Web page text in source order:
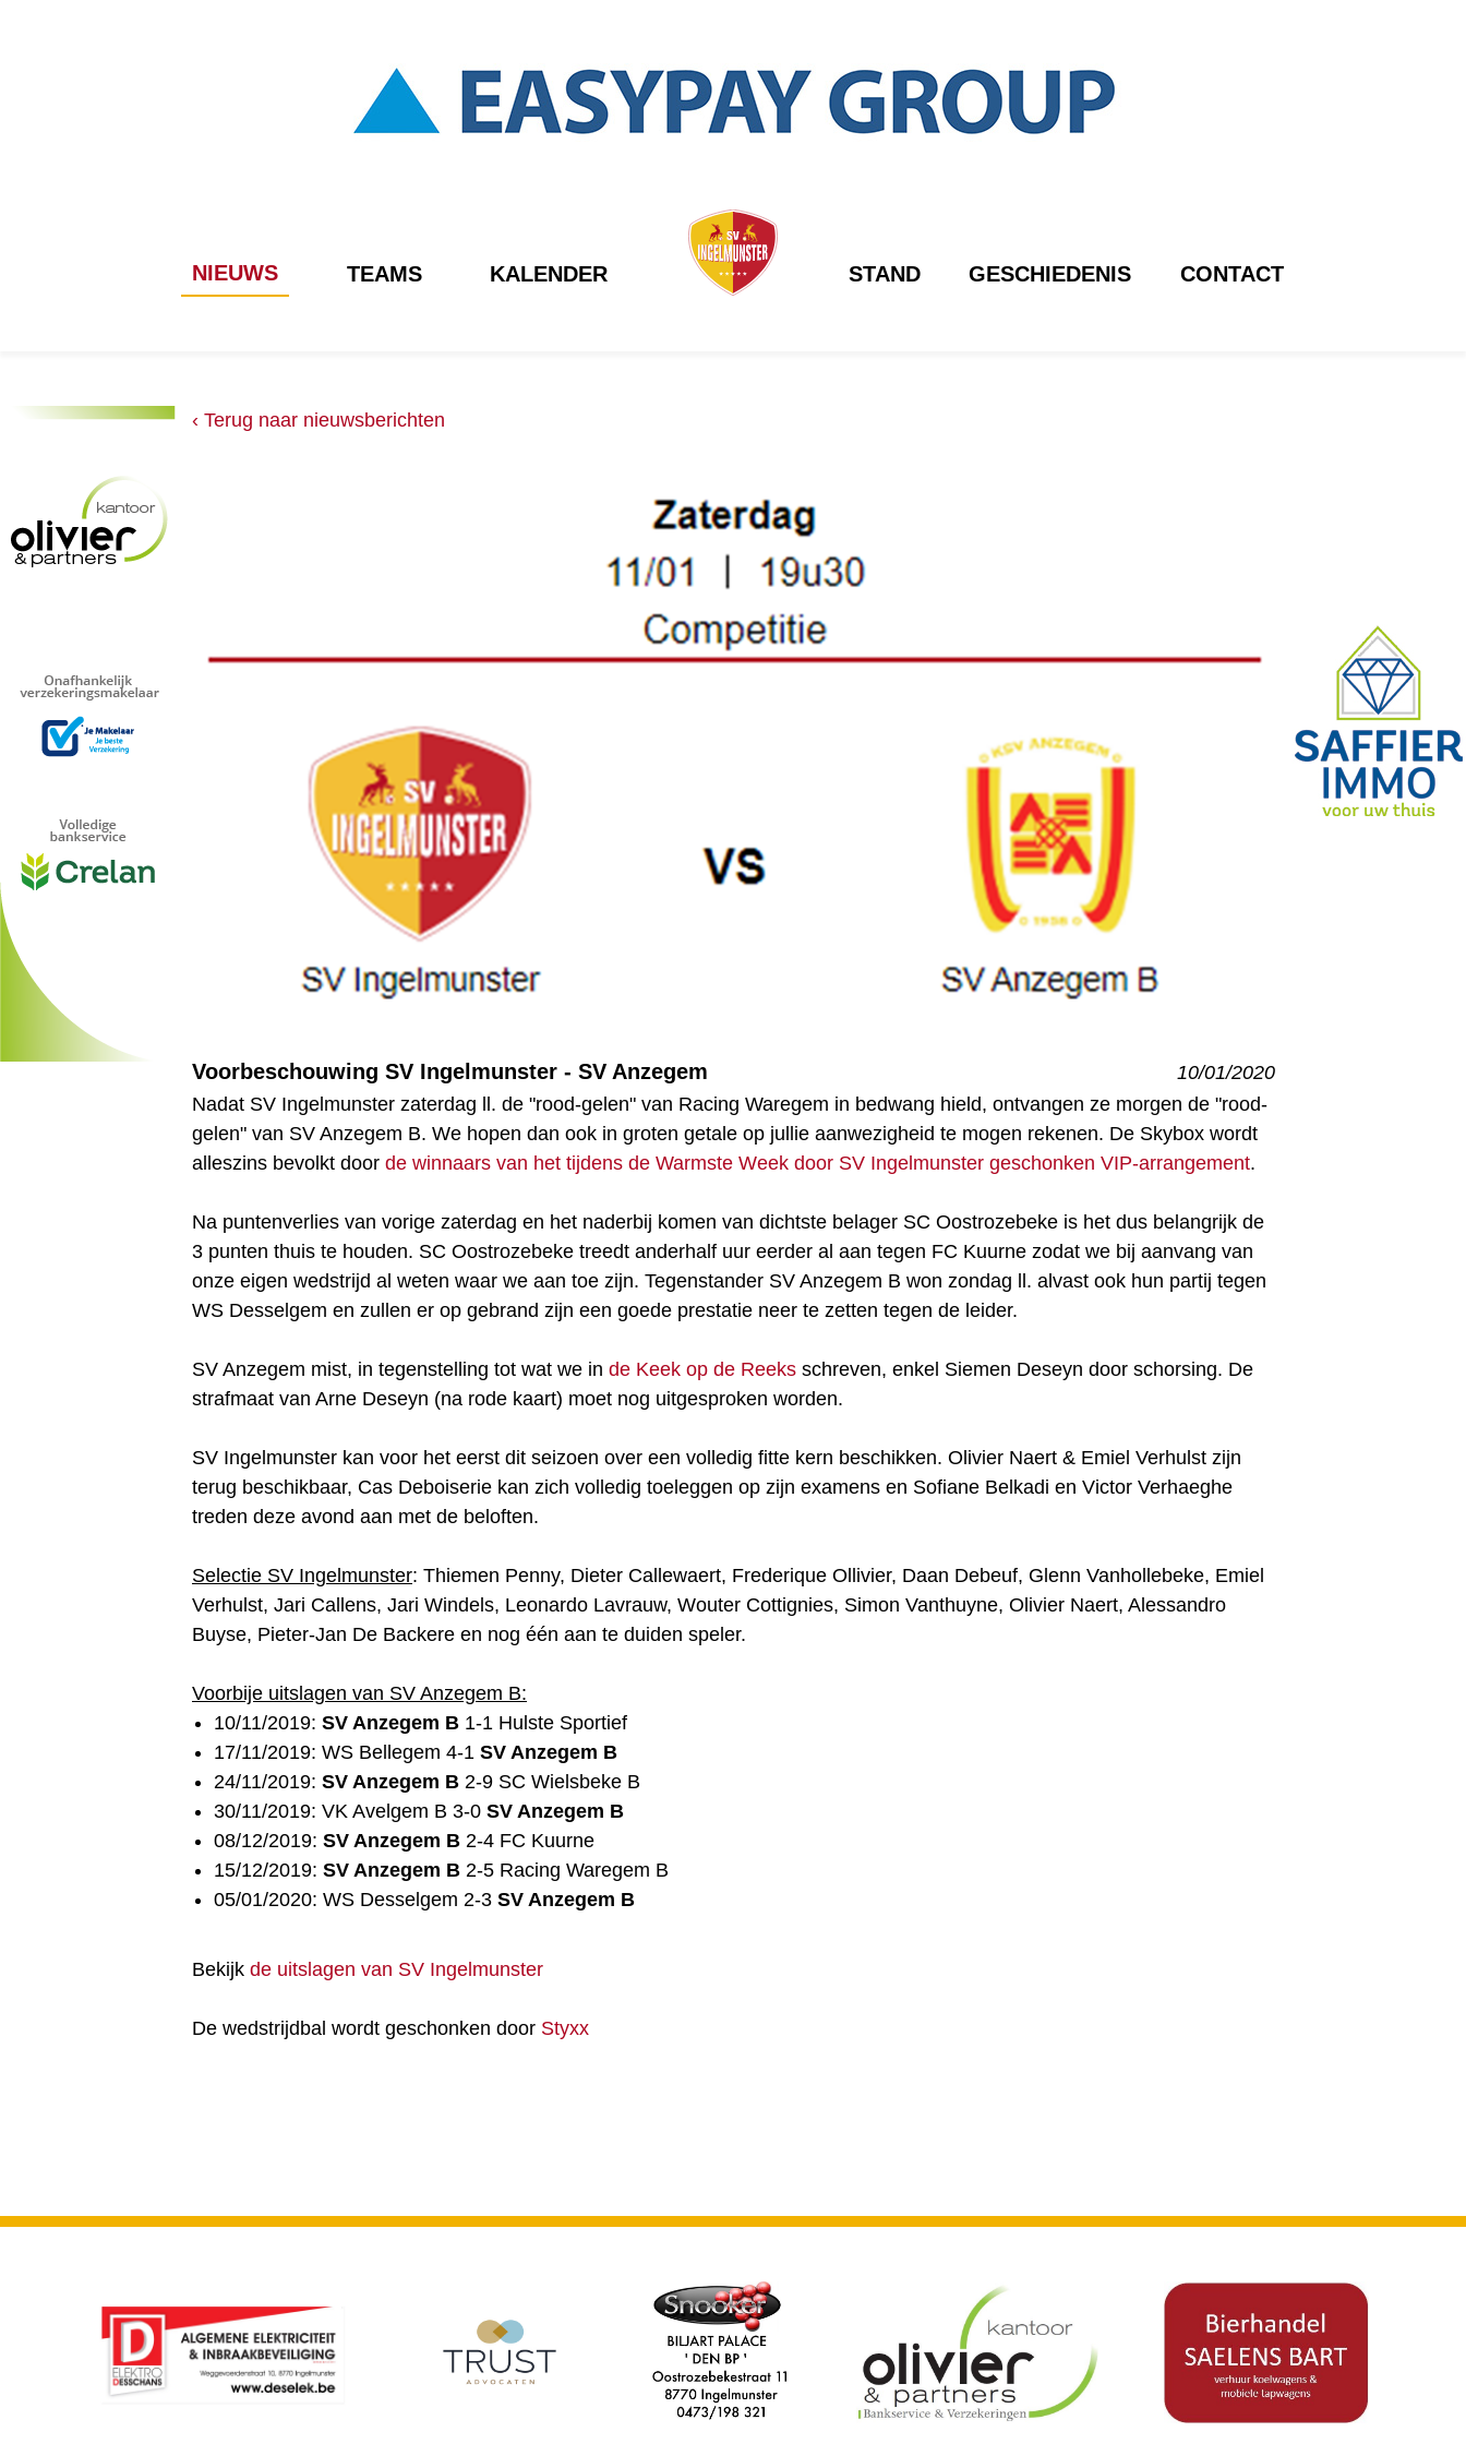
NIEUWS TEAMS KALENDER STAND GESCHIEDENIS CONTACT
‹ Terug naar nieuwsberichten
Voorbeschouwing SV Ingelmunster - SV Anzegem
10/01/2020
Nadat SV Ingelmunster zaterdag ll. de "rood-gelen" van Racing Waregem in bedwang hield, ontvangen ze morgen de "rood-
gelen" van SV Anzegem B. We hopen dan ook in groten getale op jullie aanwezigheid te mogen rekenen. De Skybox wordt
alleszins bevolkt door de winnaars van het tijdens de Warmste Week door SV Ingelmunster geschonken VIP-arrangement.
Na puntenverlies van vorige zaterdag en het naderbij komen van dichtste belager SC Oostrozebeke is het dus belangrijk de
3 punten thuis te houden. SC Oostrozebeke treedt anderhalf uur eerder al aan tegen FC Kuurne zodat we bij aanvang van
onze eigen wedstrijd al weten waar we aan toe zijn. Tegenstander SV Anzegem B won zondag ll. alvast ook hun partij tegen
WS Desselgem en zullen er op gebrand zijn een goede prestatie neer te zetten tegen de leider.
SV Anzegem mist, in tegenstelling tot wat we in de Keek op de Reeks schreven, enkel Siemen Deseyn door schorsing. De
strafmaat van Arne Deseyn (na rode kaart) moet nog uitgesproken worden.
SV Ingelmunster kan voor het eerst dit seizoen over een volledig fitte kern beschikken. Olivier Naert & Emiel Verhulst zijn
terug beschikbaar, Cas Deboiserie kan zich volledig toeleggen op zijn examens en Sofiane Belkadi en Victor Verhaeghe
treden deze avond aan met de beloften.
Selectie SV Ingelmunster: Thiemen Penny, Dieter Callewaert, Frederique Ollivier, Daan Debeuf, Glenn Vanhollebeke, Emiel
Verhulst, Jari Callens, Jari Windels, Leonardo Lavrauw, Wouter Cottignies, Simon Vanthuyne, Olivier Naert, Alessandro
Buyse, Pieter-Jan De Backere en nog één aan te duiden speler.
Voorbije uitslagen van SV Anzegem B:
10/11/2019: SV Anzegem B 1-1 Hulste Sportief
17/11/2019: WS Bellegem 4-1 SV Anzegem B
24/11/2019: SV Anzegem B 2-9 SC Wielsbeke B
30/11/2019: VK Avelgem B 3-0 SV Anzegem B
08/12/2019: SV Anzegem B 2-4 FC Kuurne
15/12/2019: SV Anzegem B 2-5 Racing Waregem B
05/01/2020: WS Desselgem 2-3 SV Anzegem B
Bekijk de uitslagen van SV Ingelmunster
De wedstrijdbal wordt geschonken door Styxx